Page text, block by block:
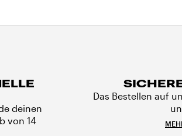
deinen
von 14
Das Bestellen auf